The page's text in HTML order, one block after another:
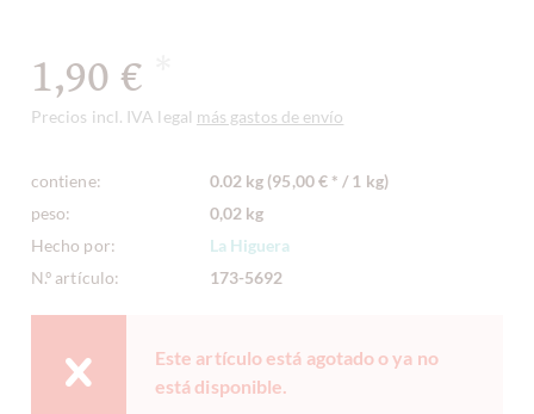
1,90 €
Precios incl. IVA legal más gastos de envío
contiene:
0.02 kg (95,00 € * / 1 kg)
peso:
0,02 kg
Hecho por:
La Higuera
N.º artículo:
173-5692
Este artículo está agotado o ya no
está disponible.